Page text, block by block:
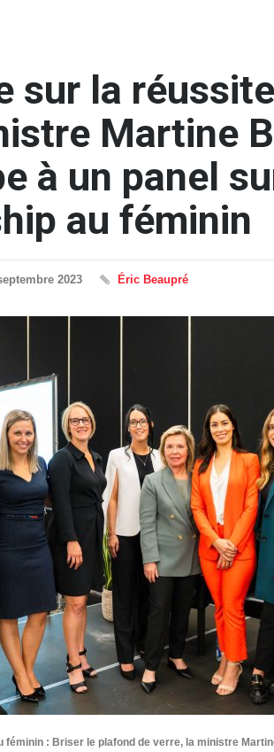
sur la
Martine
à un panel
au féminin
2023 Éric Beaupré
féminin : Briser le plafond de verre, la ministre